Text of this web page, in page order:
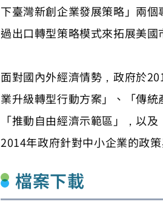
下臺灣新創企業發展策略」兩
過出口轉型策略模式來拓展美
面對國內外經濟情勢，政府於
業升級轉型行動方案」、「傳
「推動自由經濟示範區」，以
2014年政府針對中小企業的政
檔案下載